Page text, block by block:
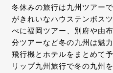
冬休みの旅行は九州ツアー
がきれいなハウステンボス
べに福岡ツアー、別府や由
分ツアーなど冬の九州は魅
飛行機とホテルをまとめて
リップ九州旅行で冬の九州